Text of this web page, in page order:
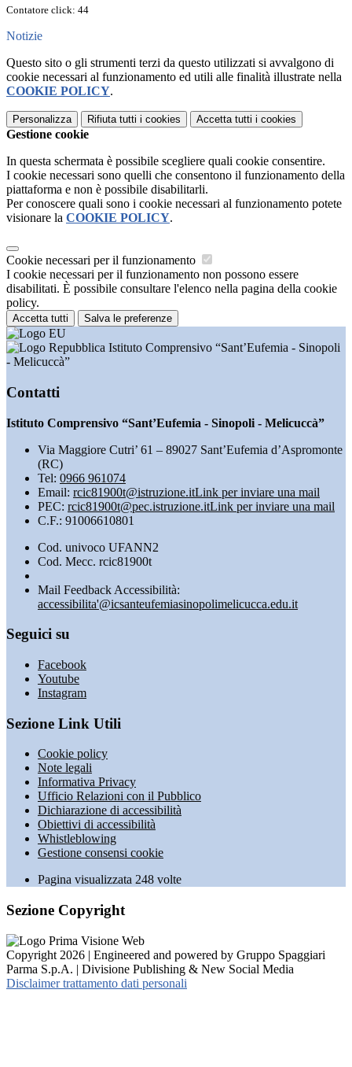
Contatore click: 44
Notizie
Questo sito o gli strumenti terzi da questo utilizzati si avvalgono di
cookie necessari al funzionamento ed utili alle finalità illustrate nella
COOKIE POLICY.
Personalizza Rifiuta tutti i cookies Accetta tutti i cookies
Gestione cookie
In questa schermata è possibile scegliere quali cookie consentire.
I cookie necessari sono quelli che consentono il funzionamento della
piattaforma e non è possibile disabilitarli.
Per conoscere quali sono i cookie necessari al funzionamento potete
visionare la COOKIE POLICY.
Cookie necessari per il funzionamento
I cookie necessari per il funzionamento non possono essere
disabilitati. È possibile consultare l'elenco nella pagina della cookie
policy.
Accetta tutti Salva le preferenze
Istituto Comprensivo “Sant’Eufemia - Sinopoli
- Melicuccà”
Contatti
Istituto Comprensivo “Sant’Eufemia - Sinopoli - Melicuccà”
Via Maggiore Cutri’ 61 – 89027 Sant’Eufemia d’Aspromonte
(RC)
Tel: 0966 961074
Email: rcic81900t@istruzione.itLink per inviare una mail
PEC: rcic81900t@pec.istruzione.itLink per inviare una mail
C.F.: 91006610801
Cod. univoco UFANN2
Cod. Mecc. rcic81900t
Mail Feedback Accessibilità:
accessibilita'@icsanteufemiasinopolimelicucca.edu.it
Seguici su
Facebook
Youtube
Instagram
Sezione Link Utili
Cookie policy
Note legali
Informativa Privacy
Ufficio Relazioni con il Pubblico
Dichiarazione di accessibilità
Obiettivi di accessibilità
Whistleblowing
Gestione consensi cookie
Pagina visualizzata 248 volte
Sezione Copyright
Copyright 2026 | Engineered and powered by Gruppo Spaggiari
Parma S.p.A. | Divisione Publishing & New Social Media
Disclaimer trattamento dati personali